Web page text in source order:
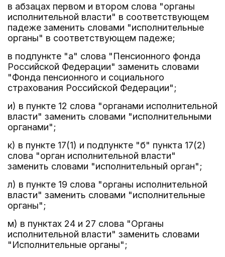
в абзацах первом и втором слова "органы
исполнительной власти" в соответствующем
падеже заменить словами "исполнительные
органы" в соответствующем падеже;
в подпункте "а" слова "Пенсионного фонда
Российской Федерации" заменить словами
"Фонда пенсионного и социального
страхования Российской Федерации";
и) в пункте 12 слова "органами исполнительной
власти" заменить словами "исполнительными
органами";
к) в пункте 17(1) и подпункте "б" пункта 17(2)
слова "орган исполнительной власти"
заменить словами "исполнительный орган";
л) в пункте 19 слова "органы исполнительной
власти" заменить словами "исполнительные
органы";
м) в пунктах 24 и 27 слова "Органы
исполнительной власти" заменить словами
"Исполнительные органы";